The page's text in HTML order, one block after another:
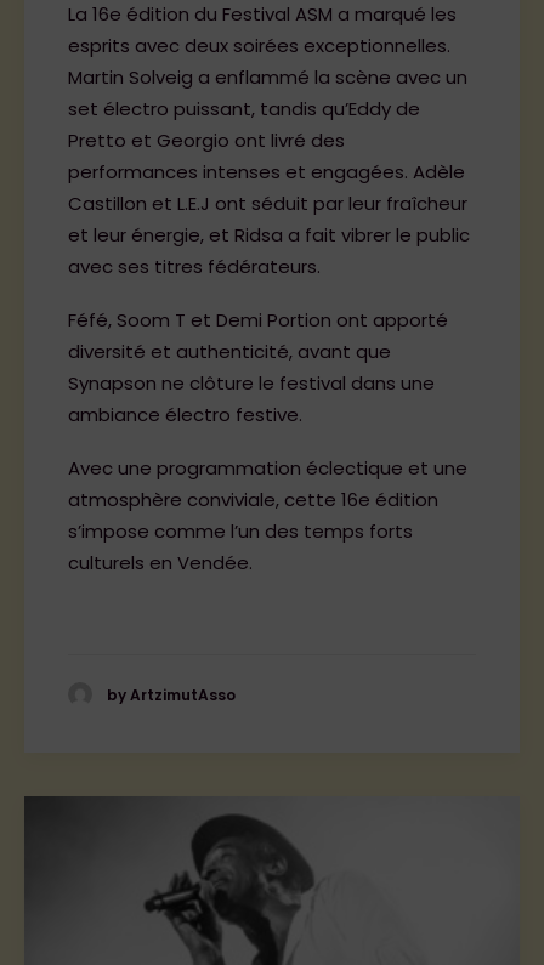
La 16e édition du Festival ASM a marqué les
esprits avec deux soirées exceptionnelles.
Martin Solveig a enflammé la scène avec un
set électro puissant, tandis qu’Eddy de
Pretto et Georgio ont livré des
performances intenses et engagées. Adèle
Castillon et L.E.J ont séduit par leur fraîcheur
et leur énergie, et Ridsa a fait vibrer le public
avec ses titres fédérateurs.
Féfé, Soom T et Demi Portion ont apporté
diversité et authenticité, avant que
Synapson ne clôture le festival dans une
ambiance électro festive.
Avec une programmation éclectique et une
atmosphère conviviale, cette 16e édition
s’impose comme l’un des temps forts
culturels en Vendée.
by ArtzimutAsso